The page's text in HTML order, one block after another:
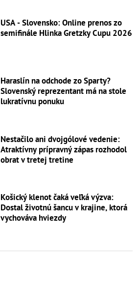
USA - Slovensko: Online prenos zo
semifinále Hlinka Gretzky Cupu 2026
Haraslín na odchode zo Sparty?
Slovenský reprezentant má na stole
lukratívnu ponuku
Nestačilo ani dvojgólové vedenie:
Atraktívny prípravný zápas rozhodol
obrat v tretej tretine
Košický klenot čaká veľká výzva:
Dostal životnú šancu v krajine, ktorá
vychováva hviezdy